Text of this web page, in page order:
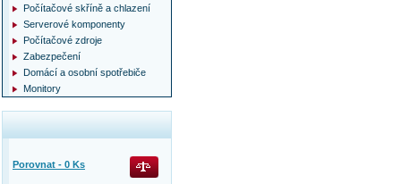
Počítačové skříně a chlazení
Serverové komponenty
Počítačové zdroje
Zabezpečení
Domácí a osobní spotřebiče
Monitory
Porovnat - 0 Ks